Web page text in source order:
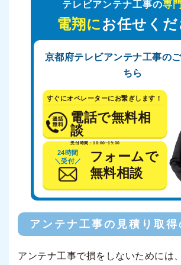
テレビアンテナ工事の専
電翔にお任せく
京都府テレビアンテナ工事の
ちら
すぐにオペレーターにお繋ぎします！
電話で無料相
談
受付時間：10:00~19:00
24時間
＼受付／
フォームで
無料相談
アンテナ工事の見積り取得
アンテナ工事で損をしないためには